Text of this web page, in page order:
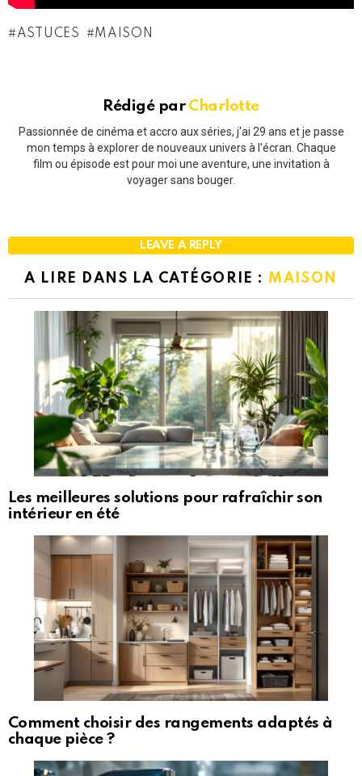
ASTUCES MAISON
Rédigé par Charlotte
Passionnée de cinéma et accro aux séries, j'ai 29 ans et je passe
mon temps à explorer de nouveaux univers à l'écran. Chaque
film ou épisode est pour moi une aventure, une invitation à
voyager sans bouger.
LEAVE A REPLY
A LIRE DANS LA CATÉGORIE : MAISON
Les meilleures solutions pour rafraîchir son
intérieur en été
Comment choisir des rangements adaptés à
chaque pièce ?